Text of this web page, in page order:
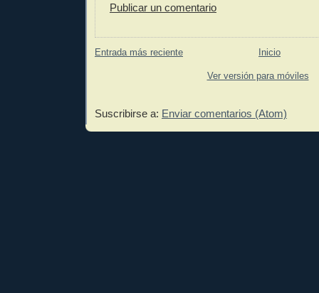
Publicar un comentario
Entrada más reciente Inicio
Ver versión para móviles
Suscribirse a: Enviar comentarios (Atom)